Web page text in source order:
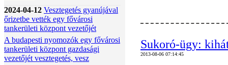
2024-04-12 Vesztegetés gyanújával
őrizetbe vették egy fővárosi
tankerületi központ vezetőjét
A budapesti nyomozók egy fővárosi
tankerületi központ gazdasági
vezetőjét vesztegetés, vesz
Sukoró-ügy:
2013-08-06 07:14:45